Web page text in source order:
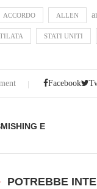
ACCORDO ALLEN
STATI UNITI
Facebook
E
POTREBBE